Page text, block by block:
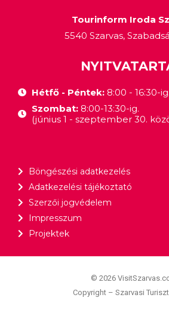
Tourinform Iroda
5540 Szarvas,
Hétfő - Péntek:8:00 - 16:30-ig.
Szombat: 8:00-13:30-ig.
(június 1 - szeptember 30.
Böngészési adatkezelés
Adatkezelési tájékoztató
Szerzői jogvédelem
Impresszum
Projektek
© 2026
Copyright – Szarvasi